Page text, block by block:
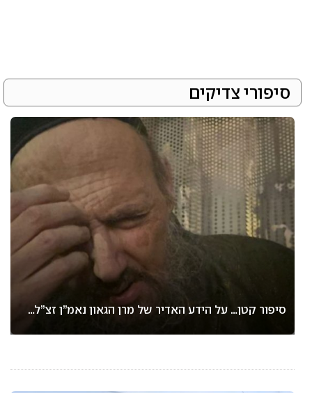
סיפורי צדיקים
סיפור קטן… על הידע האדיר של מרן הגאון נאמ”ן זצ”ל…